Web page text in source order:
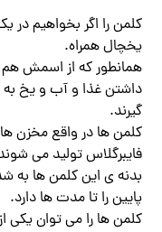
کلمن را اگر بخواهیم در
یخچال همراه.
همانطور که از اسمش
داشتن غذا و آب و یخ به
گیرند.
کلمن ها در واقع مخزن
فایبرگلاس تولید می
بدنه ی این کلمن ها به
پایین را تا مدت ها دارد.
کلمن ها را می توان یکی